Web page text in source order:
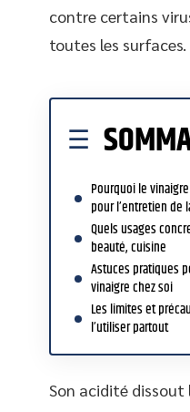
contre certains
toutes les surfaces.
Pourquoi le
pour l’entretien de
Quels usages
beauté, cuisine
Astuces pratiques
vinaigre chez soi
Les limites et
l’utiliser partout
Son acidité